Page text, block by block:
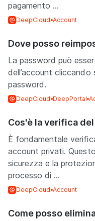
pagamento ...
DeepCloud Account
Dove posso
La password può
dell’account cliccando
password.
DeepCloud DeepPortal
Cos'è la verifica
È fondamentale
account privati.
sicurezza e la
processo di ...
DeepCloud Account
Come posso